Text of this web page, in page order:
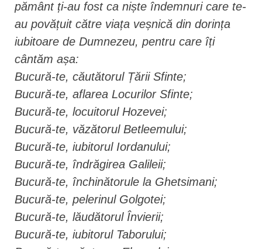
pământ ți-au fost ca niște îndemnuri care te-
au povățuit către viața veșnică din dorința
iubitoare de Dumnezeu, pentru care îți
cântăm așa:
Bucură-te, căutătorul Țării Sfinte;
Bucură-te, aflarea Locurilor Sfinte;
Bucură-te, locuitorul Hozevei;
Bucură-te, văzătorul Betleemului;
Bucură-te, iubitorul Iordanului;
Bucură-te, îndrăgirea Galileii;
Bucură-te, închinătorule la Ghetsimani;
Bucură-te, pelerinul Golgotei;
Bucură-te, lăudătorul Învierii;
Bucură-te, iubitorul Taborului;